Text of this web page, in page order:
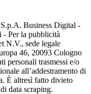
Business Digital -
- Per la pubblicità
N.V., sede legale
46, 20093 Cologno
personali trasmessi e/o
all’addestramento di
È altresì fatto divieto
data scraping.